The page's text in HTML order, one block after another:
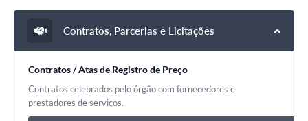
Contratos, Parcerias e Licitações
Contratos / Atas de Registro de Preço
Contratos celebrados pelo órgão com fornecedores e
prestadores de serviços.